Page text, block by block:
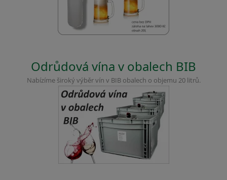
Odrůdová vína v obalech BIB
Nabízíme široký výběr vín v BIB obalech o objemu 20 litrů.